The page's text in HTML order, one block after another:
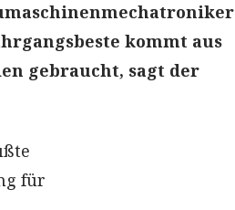
kommt aus
gebraucht, sagt der
für